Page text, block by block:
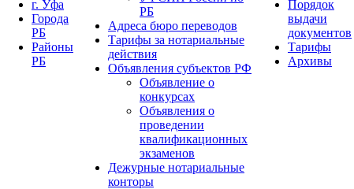
г. Уфа
Города
РБ
Районы
РБ
РБ
Адреса бюро переводов
Тарифы за нотариальные
действия
Объявления субъектов РФ
Объявление о
конкурсах
Объявления о
проведении
квалификационных
экзаменов
Дежурные нотариальные
конторы
Порядок
выдачи
документов
Тарифы
Архивы